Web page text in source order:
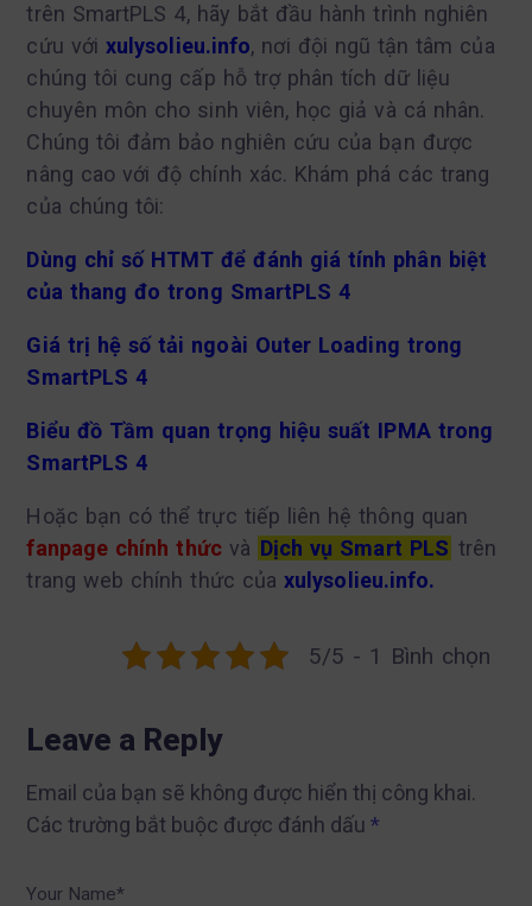
trên SmartPLS 4, hãy bắt đầu hành trình nghiên
cứu với xulysolieu.info, nơi đội ngũ tận tâm của
chúng tôi cung cấp hỗ trợ phân tích dữ liệu
chuyên môn cho sinh viên, học giả và cá nhân.
Chúng tôi đảm bảo nghiên cứu của bạn được
nâng cao với độ chính xác. Khám phá các trang
của chúng tôi:
Dùng chỉ số HTMT để đánh giá tính phân biệt
của thang đo trong SmartPLS 4
Giá trị hệ số tải ngoài Outer Loading trong
SmartPLS 4
Biểu đồ Tầm quan trọng hiệu suất IPMA trong
SmartPLS 4
Hoặc bạn có thể trực tiếp liên hệ thông quan
fanpage chính thứcvà Dịch vụ Smart PLS trên
trang web chính thức của xulysolieu.info.
5/5 - 1 Bình chọn
Leave a Reply
Email của bạn sẽ không được hiển thị công khai.
Các trường bắt buộc được đánh dấu*
Your Name*